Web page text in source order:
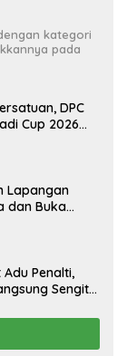
kategori
pada
DPC
Cup 2026
Lapangan
dan Buka
Penalti,
Sengit